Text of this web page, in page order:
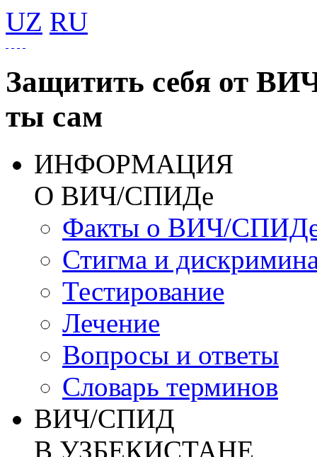
UZ RU
Защитить себя от
ты сам
ИНФОРМАЦИЯ
О ВИЧ/СПИДе
Факты о ВИЧ/
Стигма и
Тестирование
Лечение
Вопросы и ответы
Словарь терминов
ВИЧ/СПИД
В УЗБЕКИСТАНЕ